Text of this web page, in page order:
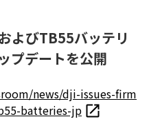
よびTB55バッテリ
プデートを公開
news/dji-issues-firm
batteries-jp